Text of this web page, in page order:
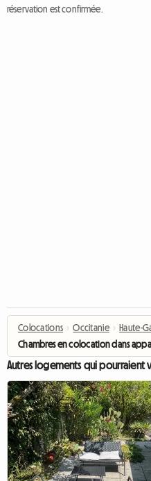
réservation est confirmée.
Colocations › Occitanie › Haute-
Chambres en colocation dans
Autres logements qui pourraient